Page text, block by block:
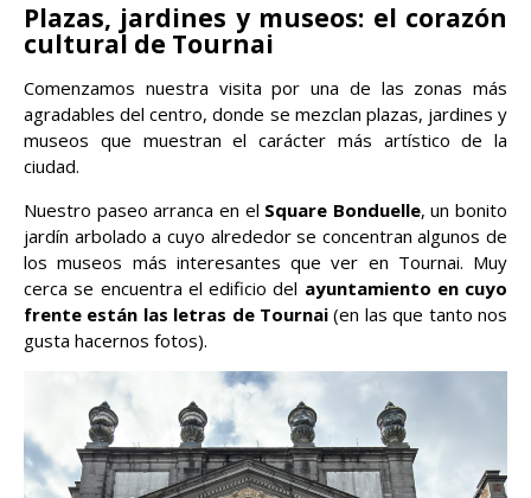
Plazas, jardines y museos: el corazón
cultural de Tournai
Comenzamos nuestra visita por una de las zonas más
agradables del centro, donde se mezclan plazas, jardines y
museos que muestran el carácter más artístico de la
ciudad.
Nuestro paseo arranca en el Square Bonduelle, un bonito
jardín arbolado a cuyo alrededor se concentran algunos de
los museos más interesantes que ver en Tournai. Muy
cerca se encuentra el edificio del ayuntamiento en cuyo
frente están las letras de Tournai (en las que tanto nos
gusta hacernos fotos).